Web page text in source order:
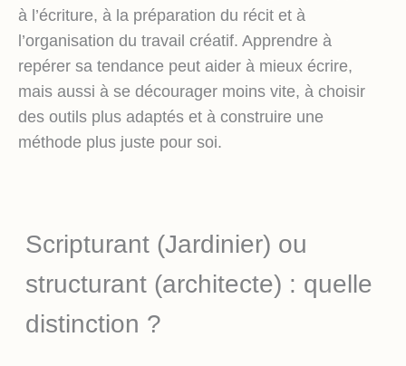
à l’écriture, à la préparation du récit et à
l’organisation du travail créatif. Apprendre à
repérer sa tendance peut aider à mieux écrire,
mais aussi à se décourager moins vite, à choisir
des outils plus adaptés et à construire une
méthode plus juste pour soi.
Scripturant (Jardinier) ou
structurant (architecte) : quelle
distinction ?